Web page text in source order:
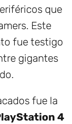
que
Este
fue testigo
gigantes
fue la
4